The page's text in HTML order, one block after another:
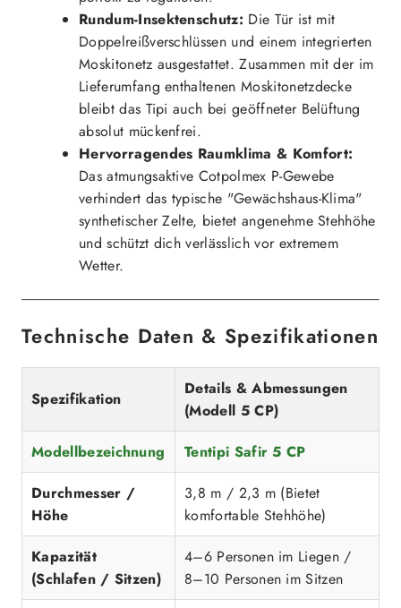
Rundum-Insektenschutz: Die Tür ist mit
Doppelreißverschlüssen und einem integrierten
Moskitonetz ausgestattet. Zusammen mit der im
Lieferumfang enthaltenen Moskitonetzdecke
bleibt das Tipi auch bei geöffneter Belüftung
absolut mückenfrei.
Hervorragendes Raumklima & Komfort:
Das atmungsaktive Cotpolmex P-Gewebe
verhindert das typische "Gewächshaus-Klima"
synthetischer Zelte, bietet angenehme Stehhöhe
und schützt dich verlässlich vor extremem
Wetter.
Technische Daten & Spezifikationen
Spezifikation
Details & Abmessungen
(Modell 5 CP)
Modellbezeichnung
Tentipi Safir 5 CP
Durchmesser /
Höhe
3,8 m / 2,3 m (Bietet
komfortable Stehhöhe)
Kapazität
(Schlafen / Sitzen)
4–6 Personen im Liegen /
8–10 Personen im Sitzen